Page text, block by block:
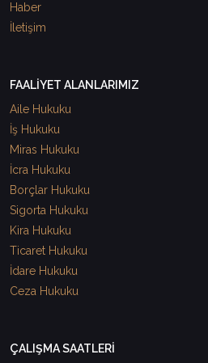
Haber
İletişim
FAALİYET ALANLARIMIZ
Aile Hukuku
İş Hukuku
Miras Hukuku
İcra Hukuku
Borçlar Hukuku
Sigorta Hukuku
Kira Hukuku
Ticaret Hukuku
İdare Hukuku
Ceza Hukuku
ÇALIŞMA SAATLERİ